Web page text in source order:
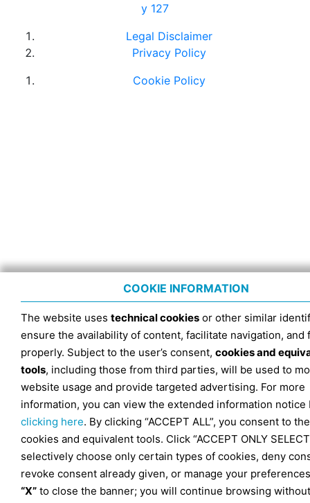
y 127
Legal Disclaimer
Privacy Policy
Cookie Policy
COOKIE INFORMATION
The website uses technical cookies or other similar
ensure the availability of content, facilitate navigation, and
properly. Subject to the user’s consent, cookies and
tools, including those from third parties, will be used to
website usage and provide targeted advertising. For more
information, you can view the extended information notice
clicking here. By clicking “ACCEPT ALL”, you consent to
cookies and equivalent tools. Click “ACCEPT ONLY
selectively choose only certain types of cookies, deny
revoke consent already given, or manage your
“X” to close the banner; you will continue browsing without